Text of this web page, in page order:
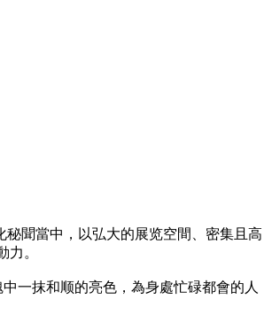
聞當中，以弘大的展览空間、密集且高
。
中一抹和顺的亮色，為身處忙碌都會的人